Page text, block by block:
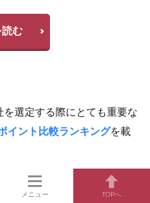
む
選定する際にとても重要な
イント比較ランキングを載
考にしてみてください。
メニュー TOPへ